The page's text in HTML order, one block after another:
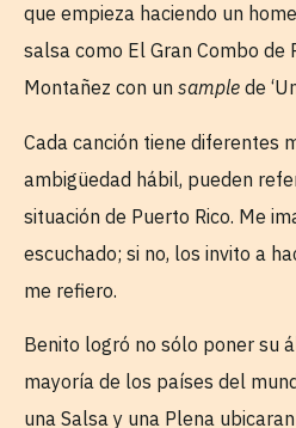
que empieza haciendo un
salsa como El Gran Combo de
Montañez con un sample de
Cada canción tiene diferentes
ambigüedad hábil, pueden
situación de Puerto Rico. Me
escuchado; si no, los invito a
me refiero.
Benito logró no sólo poner su
mayoría de los países del
una Salsa y una Plena